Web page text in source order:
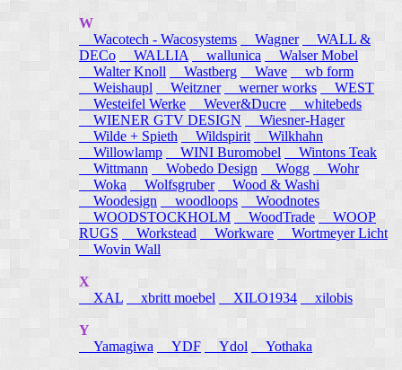
W
Wacotech - Wacosystems
Wagner
WALL &
DECo
WALLIA wallunica
Walser Mobel
Walter Knoll
Wastberg Wave
wb form
Weishaupl
Weitzner werner works
WEST
Westeifel Werke
Wever&Ducre
whitebeds
WIENER GTV DESIGN
Wiesner-Hager
Wilde + Spieth
Wildspirit
Wilkhahn
Willowlamp
WINI Buromobel
Wintons Teak
Wittmann
Wobedo Design Wogg
Wohr
Woka
Wolfsgruber
Wood & Washi
Woodesign
woodloops
Woodnotes
WOODSTOCKHOLM
WoodTrade
WOOP
RUGS
Workstead Workware
Wortmeyer Licht
Wovin Wall
X
XAL
xbritt moebel XILO1934 xilobis
Y
Yamagiwa
YDF Ydol Yothaka